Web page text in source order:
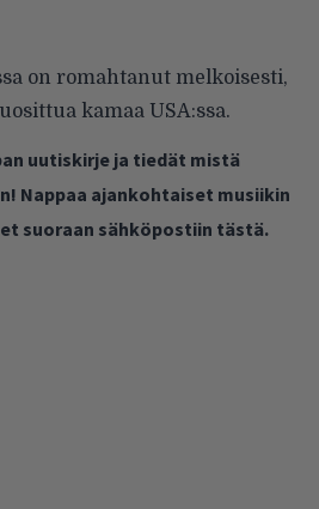
on romahtanut melkoisesti,
kamaa USA:ssa.
uutiskirje ja tiedät mistä
Nappaa ajankohtaiset musiikin
suoraan sähköpostiin tästä.